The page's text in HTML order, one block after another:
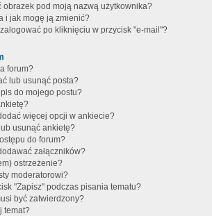
obrazek pod moją nazwą użytkownika?
i jak mogę ją zmienić?
po kliknięciu w przycisk "e-mail"?
forum?
lub usunąć posta?
do mojego postu?
więcej opcji w ankiecie?
usunąć ankietę?
do forum?
załączników?
ostrzeżenie?
moderatorowi?
"Zapisz" podczas pisania tematu?
być zatwierdzony?
temat?